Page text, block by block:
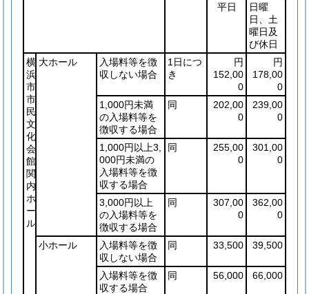
平日
日曜
日、土
曜日及
び休日
横
浜
市
市
民
文
化
会
館
関
内
ホ
ー
ル
大ホール
入場料等を徴
収しない場合
1日につ
き
円
152,00
0
円
178,00
0
1,000円未満
の入場料等を
徴収する場合
同
202,00
0
239,00
0
1,000円以上3,
000円未満の
入場料等を徴
収する場合
同
255,00
0
301,00
0
3,000円以上
の入場料等を
徴収する場合
同
307,00
0
362,00
0
小ホール
入場料等を徴
収しない場合
同 33,500 39,500
入場料等を徴
収する場合
同 56,000 66,000